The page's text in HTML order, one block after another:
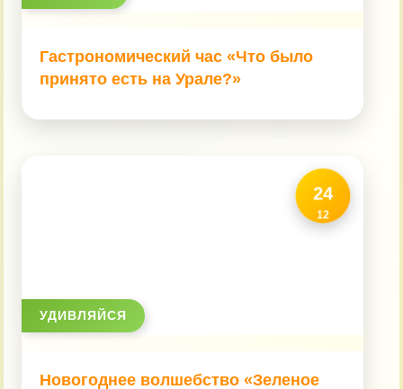
Гастрономический час «Что было
принято есть на Урале?»
24
12
УДИВЛЯЙСЯ
Новогоднее волшебство «Зеленое